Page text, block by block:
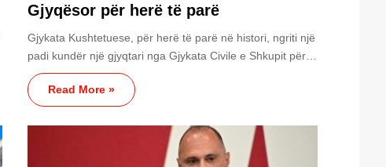
Gjyqësor për herë të parë
Gjykata Kushtetuese, për herë të parë në histori, ngriti një
padi kundër një gjyqtari nga Gjykata Civile e Shkupit për…
Read More »